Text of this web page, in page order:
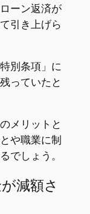
ーン返済が
引き上げら
別条項」に
っていたと
メリットと
や職業に制
でしょう。
減額さ